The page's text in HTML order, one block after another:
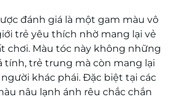
đánh giá là một gam màu vô
trẻ yêu thích nhờ mang lại vẻ
chơi. Màu tóc này không những
tính, trẻ trung mà còn mang lại
khác phái. Đặc biệt tại các
nâu lạnh ánh rêu chắc chắn